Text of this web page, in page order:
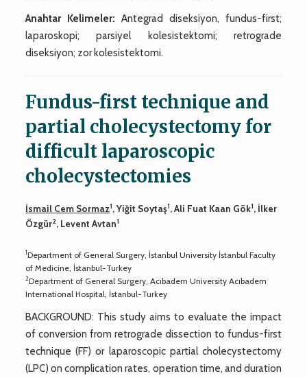
Anahtar Kelimeler: Antegrad diseksiyon, fundus-first;
laparoskopi; parsiyel kolesistektomi; retrograde
diseksiyon; zor kolesistektomi.
Fundus-first technique and
partial cholecystectomy for
difficult laparoscopic
cholecystectomies
İsmail Cem Sormaz1, Yiğit Soytaş1, Ali Fuat Kaan Gök1, İlker
Özgür2, Levent Avtan1
1Department of General Surgery, İstanbul University İstanbul Faculty
of Medicine, İstanbul-Turkey
2Department of General Surgery, Acıbadem University Acıbadem
International Hospital, İstanbul-Turkey
BACKGROUND: This study aims to evaluate the impact
of conversion from retrograde dissection to fundus-first
technique (FF) or laparoscopic partial cholecystectomy
(LPC) on complication rates, operation time, and duration